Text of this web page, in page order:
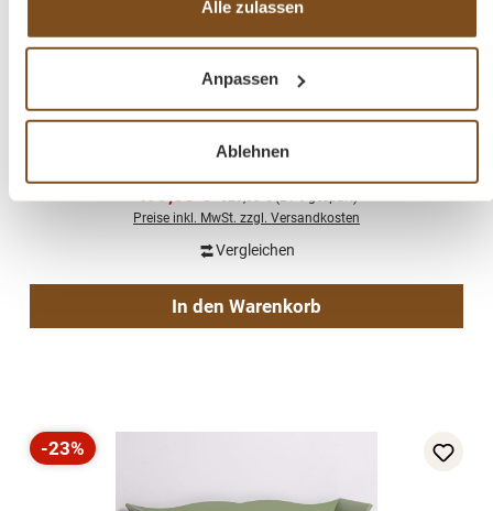
Alle zulassen
Anpassen
Ablehnen
Küche, Truhe - verschiedene Varianten
499,00 € 629,00 € (21% gespart)
Preise inkl. MwSt. zzgl. Versandkosten
Vergleichen
In den Warenkorb
Rabatt
-23%